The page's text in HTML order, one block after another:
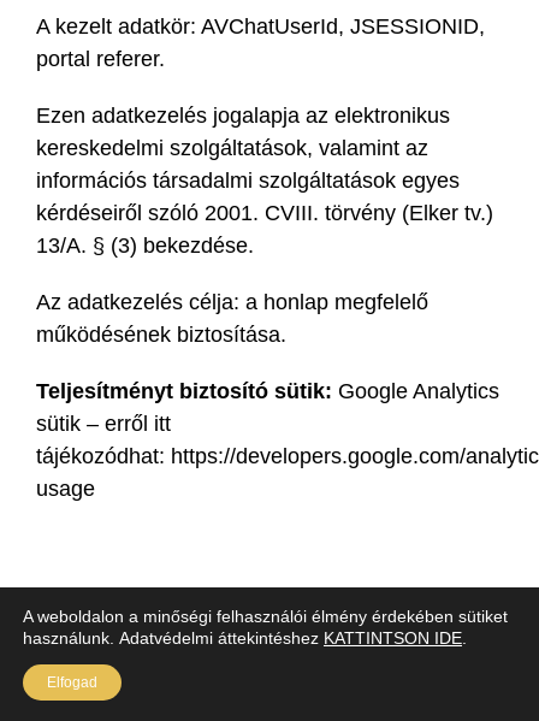
A kezelt adatkör: AVChatUserId, JSESSIONID,
portal referer.
Ezen adatkezelés jogalapja az elektronikus
kereskedelmi szolgáltatások, valamint az
információs társadalmi szolgáltatások egyes
kérdéseiről szóló 2001. CVIII. törvény (Elker tv.)
13/A. § (3) bekezdése.
Az adatkezelés célja: a honlap megfelelő
működésének biztosítása.
Teljesítményt biztosító sütik: Google Analytics
sütik – erről itt
tájékozódhat: https://developers.google.com/
usage
2020 Guri Sörfőzde |
A weboldalon a minőségi felhasználói élmény érdekében sütiket
használunk. Adatvédelmi áttekintéshez KATTINTSON IDE
Elfogad